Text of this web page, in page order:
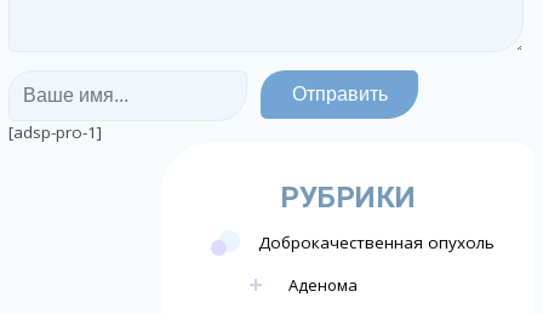
[adsp-pro-1]
РУБРИКИ
Доброкачественная опухоль
Аденома